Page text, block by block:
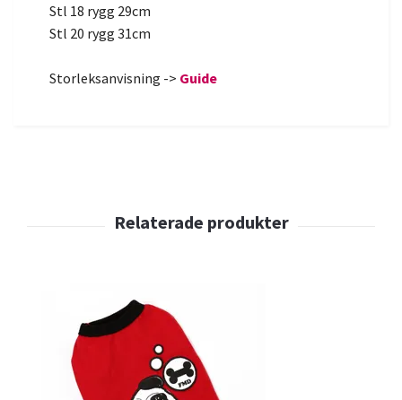
Stl 18 rygg 29cm
Stl 20 rygg 31cm
Storleksanvisning -> Guide